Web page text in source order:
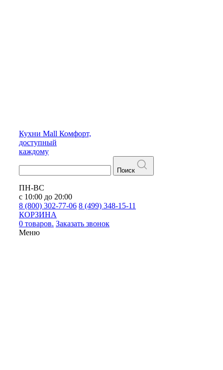
Кухни Mall Комфорт,
доступный
каждому
Поиск
ПН-ВС
с 10:00 до 20:00
8 (800) 302-77-06 8 (499) 348-15-11
КОРЗИНА
0 товаров. Заказать звонок
Меню